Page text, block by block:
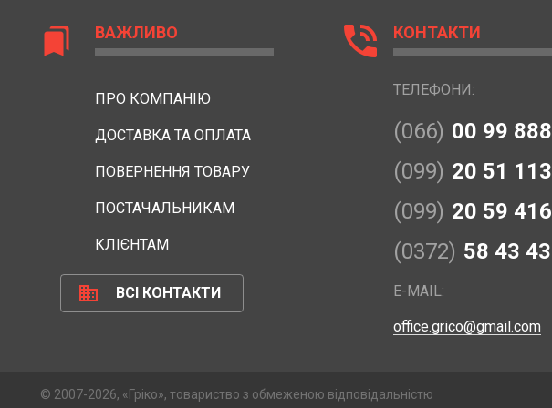
bookmarks ВАЖЛИВО
ПРО КОМПАНІЮ
ДОСТАВКА ТА ОПЛАТА
ПОВЕРНЕННЯ ТОВАРУ
ПОСТАЧАЛЬНИКАМ
КЛІЄНТАМ
business ВСІ КОНТАКТИ
phone_in_talk КОНТАКТИ
ТЕЛЕФОНИ:
(066) 00 99 888
(099) 20 51 113
(099) 20 59 416
(0372) 58 43 43
E-MAIL:
office.grico@gmail.com
© 2007-2026, «Гріко», товариство з обмеженою відповідальністю